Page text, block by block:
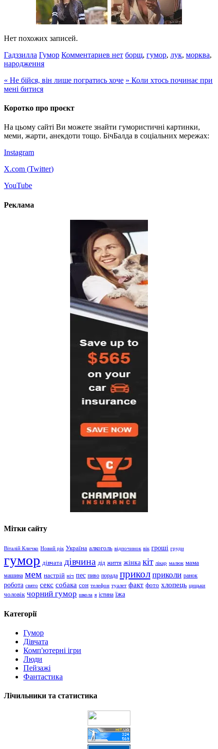
Нет похожих записей.
Гадззилла Гумор Комментариев нет борщ, гумор, лук, морква,
народження
« Не бійся, він лише погратись хоче » Коли хтось починає при
мені битися
Коротко про проєкт
На цьому сайті Ви можете знайти гумористичні картинки,
меми, жарти, анекдоти тощо. БічБалда в соціальних мережах:
Instagram
X.com (Twitter)
YouTube
Реклама
Мітки сайту
Віталій Кличко Новий рік Україна алкоголь відпочинок вік гроші груди
гумор дівчата дівчина дід життя жінка кіт лікар малюк мама
машина мем настрій ніч пес пиво порада прикол приколи ранок
робота свято секс собака сон телефон туалет факт фото хлопець цицьки
чоловік чорний гумор школа я істина їжа
Категорії
Гумор
Дівчата
Комп'ютерні ігри
Люди
Пейзажі
Фантастика
Лічильники та статистика